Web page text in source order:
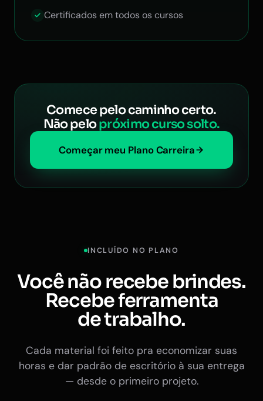
Certificados em todos os cursos
Comece pelo caminho certo.
Não pelopróximo curso solto.
Começar meu Plano Carreira
INCLUÍDO NO PLANO
Você não recebe brindes.
Recebe ferramenta
de trabalho.
Cada material foi feito pra economizar suas
horas e dar padrão de escritório à sua entrega
— desde o primeiro projeto.